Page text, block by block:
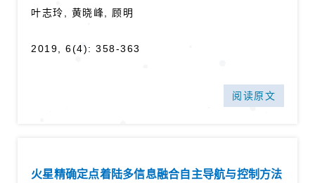
叶志玲, 黄晓峰, 顾明
2019, 6(4): 358-363
阅读原文
火星精确定点着陆多信息融合自主导航与控制方法